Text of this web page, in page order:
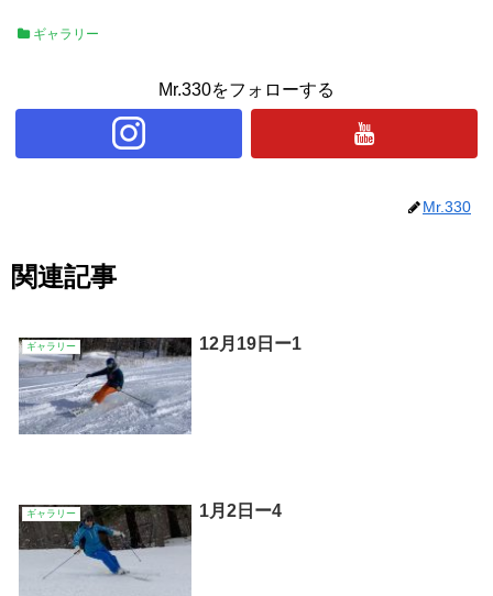
ギャラリー
Mr.330をフォローする
Mr.330
関連記事
ギャラリー 12月19日ー1
ギャラリー 1月2日ー4